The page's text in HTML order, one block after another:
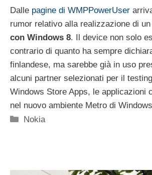
Dalle pagine di WMPPowerUser
rumor relativo alla realizzazione di un
con Windows 8. Il device non solo
contrario di quanto ha sempre
finlandese, ma sarebbe già in uso
alcuni partner selezionati per il
Windows Store Apps, le applicazioni
nel nuovo ambiente Metro di
Categorie
Nokia